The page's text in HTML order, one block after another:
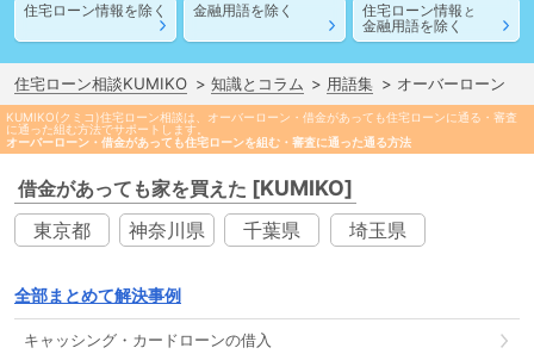
KUMIKO(クミコ)住宅ローン相談は、オーバーローン・借金があっても住宅ローンに通る・審査
に通った組む方法でサポートします。
オーバーローン・借金があっても住宅ローンを組む・審査に通った通る方法
住宅ローン情報を除く 金融用語を除く 住宅ローン情報 と
金融用語を除く
住宅ローン相談KUMIKO 知識とコラム 用語集 オーバーローン
借金があっても家を買えた [KUMIKO]
東京都 神奈川県 千葉県 埼玉県
全部まとめて解決事例
キャッシング ・ カードローンの借入